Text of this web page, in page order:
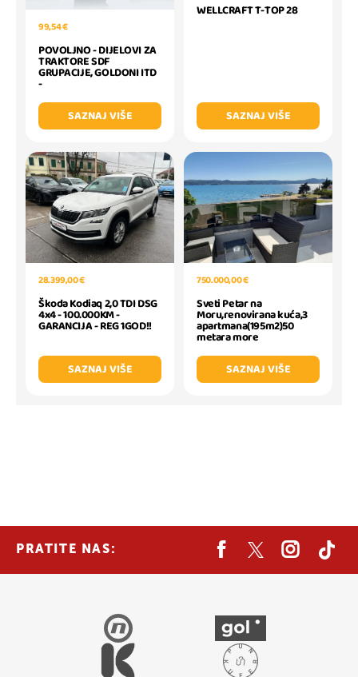
99,54 €
POVOLJNO - DIJELOVI ZA
TRAKTORE SDF
GRUPACIJE, GOLDONI ITD
-
SAZNAJ VIŠE
WELLCRAFT T-TOP 28
SAZNAJ VIŠE
28.399,00 €
Škoda Kodiaq 2,0 TDI DSG
4x4 - 100.000KM -
GARANCIJA - REG 1GOD!!
SAZNAJ VIŠE
750.000,00 €
Sveti Petar na
Moru,renovirana kuća,3
apartmana(195m2)50
metara more
SAZNAJ VIŠE
PRATITE NAS: